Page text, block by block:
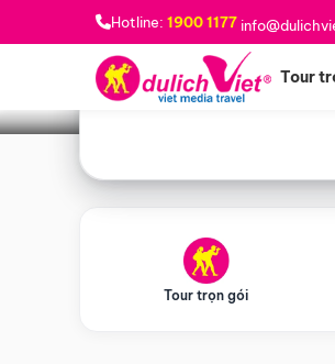
Hotline: 1900 1177
Tour
Bạn muốn đi đâu? *
Tour trọn gói